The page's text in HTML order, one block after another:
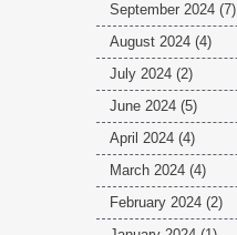
September 2024 (7)
August 2024 (4)
July 2024 (2)
June 2024 (5)
April 2024 (4)
March 2024 (4)
February 2024 (2)